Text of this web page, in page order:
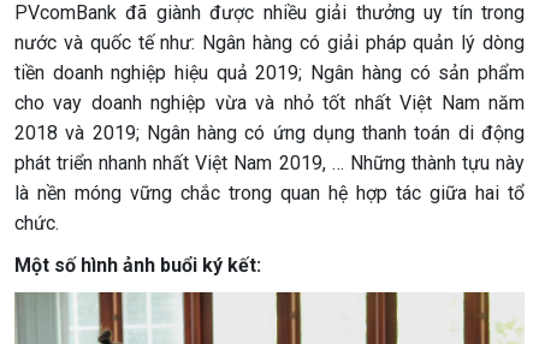
PVcomBank đã giành được nhiều giải thưởng uy tín trong
nước và quốc tế như: Ngân hàng có giải pháp quản lý dòng
tiền doanh nghiệp hiệu quả 2019; Ngân hàng có sản phẩm
cho vay doanh nghiệp vừa và nhỏ tốt nhất Việt Nam năm
2018 và 2019; Ngân hàng có ứng dụng thanh toán di động
phát triển nhanh nhất Việt Nam 2019, … Những thành tựu này
là nền móng vững chắc trong quan hệ hợp tác giữa hai tổ
chức.
Một số hình ảnh buổi ký kết: